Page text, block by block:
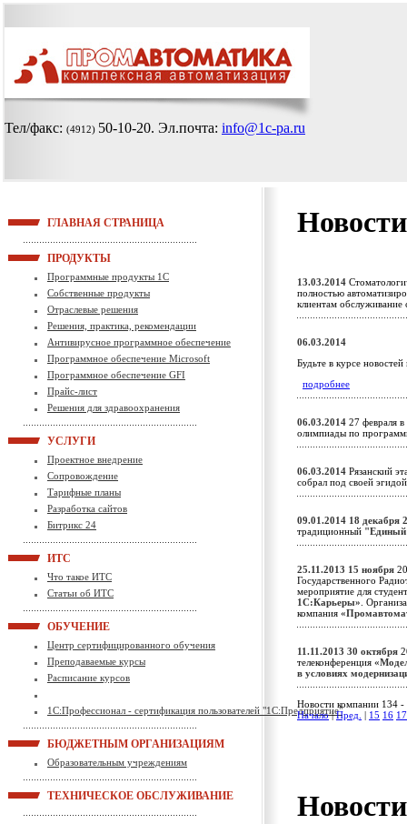
Тел/факс: (4912) 50-10-20. Эл.почта: info@1c-pa.ru
ГЛАВНАЯ СТРАНИЦА
ПРОДУКТЫ
Программные продукты 1С
Собственные продукты
Отраслевые решения
Решения, практика, рекомендации
Антивирусное программное обеспечение
Программное обеспечение Microsoft
Программное обеспечение GFI
Прайс-лист
Решения для здравоохранения
УСЛУГИ
Проектное внедрение
Сопровождение
Тарифные планы
Разработка сайтов
Битрикс 24
ИТС
Что такое ИТС
Статьи об ИТС
ОБУЧЕНИЕ
Центр сертифицированного обучения
Преподаваемые курсы
Расписание курсов
1С:Профессионал - сертификация пользователей "1С:Предприятие"
БЮДЖЕТНЫМ ОРГАНИЗАЦИЯМ
Образовательным учреждениям
ТЕХНИЧЕСКОЕ ОБСЛУЖИВАНИЕ
13.03.2014
полностью
клиентам
06.03.2014
Будьте в курсе
подробнее
06.03.2014 27 февраля
олимпиады по
06.03.2014 Рязанский
собрал под своей
09.01.2014 18 декабря
традиционный
25.11.2013 15 ноября
Государственного
мероприятие для
1С:Карьеры».
компания
11.11.2013 30 октября
телеконференция
в условиях
Новости компании 134 -
Начало|Пред. 15 16 17